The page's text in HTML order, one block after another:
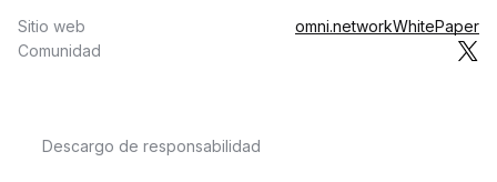
Sitio web omni.networkWhitePaper
Comunidad
Descargo de responsabilidad